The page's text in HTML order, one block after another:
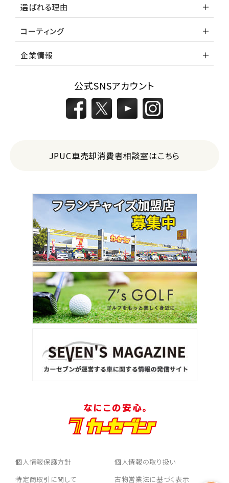
選ばれる理由
コーティング
企業情報
公式SNSアカウント
JPUC車売却消費者相談室はこちら
個人情報保護方針
個人情報の取り扱い
特定商取引に関して
古物営業法に基づく表示